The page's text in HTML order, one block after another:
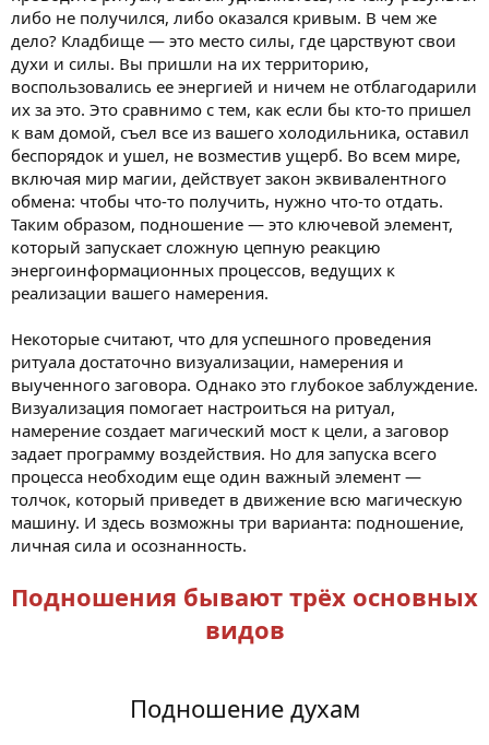
либо не получился, либо оказался кривым. В чем же
дело? Кладбище — это место силы, где царствуют свои
духи и силы. Вы пришли на их территорию,
воспользовались ее энергией и ничем не отблагодарили
их за это. Это сравнимо с тем, как если бы кто-то пришел
к вам домой, съел все из вашего холодильника, оставил
беспорядок и ушел, не возместив ущерб. Во всем мире,
включая мир магии, действует закон эквивалентного
обмена: чтобы что-то получить, нужно что-то отдать.
Таким образом, подношение — это ключевой элемент,
который запускает сложную цепную реакцию
энергоинформационных процессов, ведущих к
реализации вашего намерения.
Некоторые считают, что для успешного проведения
ритуала достаточно визуализации, намерения и
выученного заговора. Однако это глубокое заблуждение.
Визуализация помогает настроиться на ритуал,
намерение создает магический мост к цели, а заговор
задает программу воздействия. Но для запуска всего
процесса необходим еще один важный элемент —
толчок, который приведет в движение всю магическую
машину. И здесь возможны три варианта: подношение,
личная сила и осознанность.
Подношения бывают трёх основных
видов
Подношение духам